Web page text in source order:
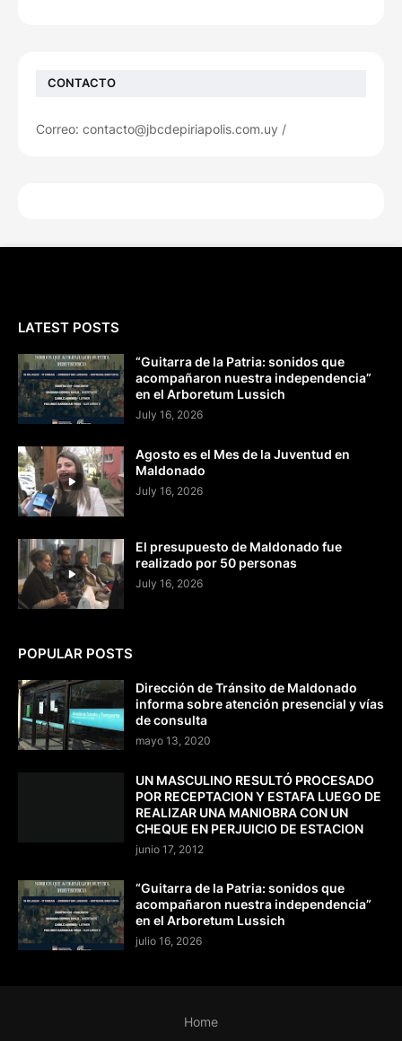
CONTACTO
Correo: contacto@jbcdepiriapolis.com.uy /
LATEST POSTS
“Guitarra de la Patria: sonidos que
acompañaron nuestra independencia”
en el Arboretum Lussich
July 16, 2026
Agosto es el Mes de la Juventud en
Maldonado
July 16, 2026
El presupuesto de Maldonado fue
realizado por 50 personas
July 16, 2026
POPULAR POSTS
Dirección de Tránsito de Maldonado
informa sobre atención presencial y vías
de consulta
mayo 13, 2020
UN MASCULINO RESULTÓ PROCESADO
POR RECEPTACION Y ESTAFA LUEGO DE
REALIZAR UNA MANIOBRA CON UN
CHEQUE EN PERJUICIO DE ESTACION
junio 17, 2012
“Guitarra de la Patria: sonidos que
acompañaron nuestra independencia”
en el Arboretum Lussich
julio 16, 2026
Home